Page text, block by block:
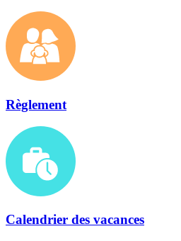
Règlement
Calendrier des vacances